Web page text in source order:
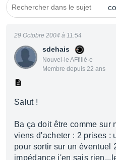
sdehais
Nouvel·le AFfilié·e
Membre depuis 22 ans
29 Octobre 2004 à 11:54
Salut !
Ba ça doit être comme sur
viens d'acheter : 2 prises :
pour sortir sur un éventuel
impédance j'en sais